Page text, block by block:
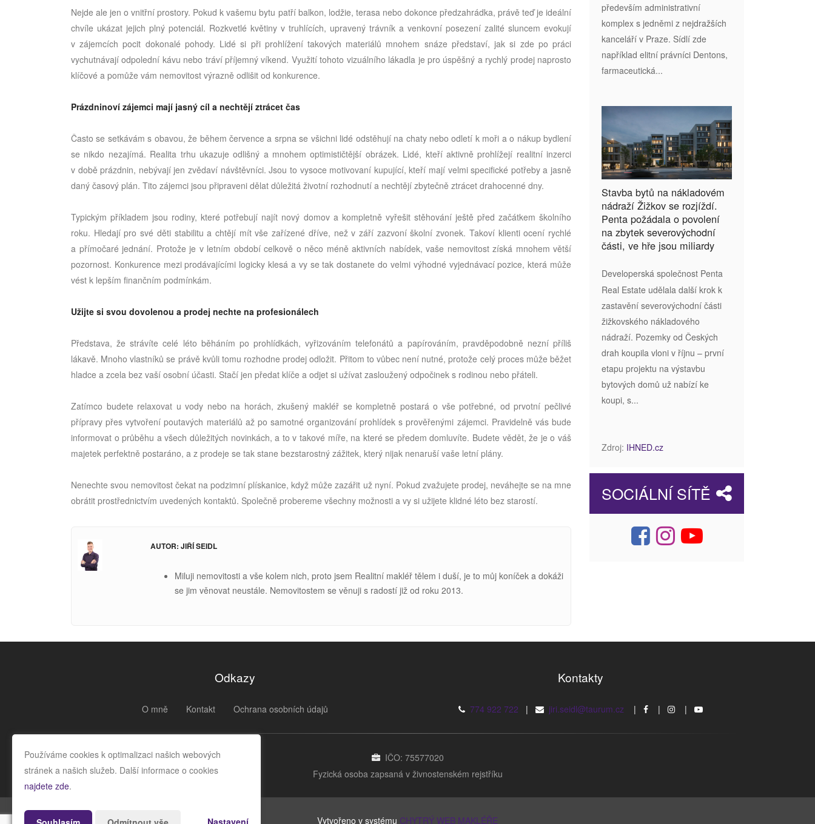
Nejde ale jen o vnitřní prostory. Pokud k vašemu bytu patří balkon, lodžie, terasa nebo dokonce předzahrádka, právě teď je ideální
chvíle ukázat jejich plný potenciál. Rozkvetlé květiny v truhlících, upravený trávník a venkovní posezení zalité sluncem evokují
v zájemcích pocit dokonalé pohody. Lidé si při prohlížení takových materiálů mnohem snáze představí, jak si zde po práci
vychutnávají odpolední kávu nebo tráví příjemný víkend. Využití tohoto vizuálního lákadla je pro úspěšný a rychlý prodej naprosto
klíčové a pomůže vám nemovitost výrazně odlišit od konkurence.
Prázdninoví zájemci mají jasný cíl a nechtějí ztrácet čas
Často se setkávám s obavou, že během července a srpna se všichni lidé odstěhují na chaty nebo odletí k moři a o nákup bydlení
se nikdo nezajímá. Realita trhu ukazuje odlišný a mnohem optimističtější obrázek. Lidé, kteří aktivně prohlížejí realitní inzerci
v době prázdnin, nebývají jen zvědaví návštěvníci. Jsou to vysoce motivovaní kupující, kteří mají velmi specifické potřeby a jasně
daný časový plán. Tito zájemci jsou připraveni dělat důležitá životní rozhodnutí a nechtějí zbytečně ztrácet drahocenné dny.
Typickým příkladem jsou rodiny, které potřebují najít nový domov a kompletně vyřešit stěhování ještě před začátkem školního
roku. Hledají pro své děti stabilitu a chtějí mít vše zařízené dříve, než v září zazvoní školní zvonek. Takoví klienti ocení rychlé
a přímočaré jednání. Protože je v letním období celkově o něco méně aktivních nabídek, vaše nemovitost získá mnohem větší
pozornost. Konkurence mezi prodávajícími logicky klesá a vy se tak dostanete do velmi výhodné vyjednávací pozice, která může
vést k lepším finančním podmínkám.
Užijte si svou dovolenou a prodej nechte na profesionálech
Představa, že strávíte celé léto běháním po prohlídkách, vyřizováním telefonátů a papírováním, pravděpodobně nezní příliš
lákavě. Mnoho vlastníků se právě kvůli tomu rozhodne prodej odložit. Přitom to vůbec není nutné, protože celý proces může běžet
hladce a zcela bez vaší osobní účasti. Stačí jen předat klíče a odjet si užívat zasloužený odpočinek s rodinou nebo přáteli.
Zatímco budete relaxovat u vody nebo na horách, zkušený makléř se kompletně postará o vše potřebné, od prvotní pečlivé
přípravy přes vytvoření poutavých materiálů až po samotné organizování prohlídek s prověřenými zájemci. Pravidelně vás bude
informovat o průběhu a všech důležitých novinkách, a to v takové míře, na které se předem domluvíte. Budete vědět, že je o váš
majetek perfektně postaráno, a z prodeje se tak stane bezstarostný zážitek, který nijak nenaruší vaše letní plány.
Nenechte svou nemovitost čekat na podzimní plískanice, když může zazářit už nyní. Pokud zvažujete prodej, neváhejte se na mne
obrátit prostřednictvím uvedených kontaktů. Společně probereme všechny možnosti a vy si užijete klidné léto bez starostí.
AUTOR: JIŘÍ SEIDL
Miluji nemovitosti a vše kolem nich, proto jsem Realitní makléř tělem i duší, je to můj koníček a dokáži
se jim věnovat neustále. Nemovitostem se věnuji s radostí již od roku 2013.
především administrativní
komplex s jedněmi z nejdražších
kanceláří v Praze. Sídlí zde
například elitní právníci Dentons,
farmaceutická...
Stavba bytů na nákladovém
nádraží Žižkov se rozjíždí.
Penta požádala o povolení
na zbytek severovýchodní
části, ve hře jsou miliardy
Developerská společnost Penta
Real Estate udělala další krok k
zastavění severovýchodní části
žižkovského nákladového
nádraží. Pozemky od Českých
drah koupila vloni v říjnu – první
etapu projektu na výstavbu
bytových domů už nabízí ke
koupi, s...
Zdroj: IHNED.cz
SOCIÁLNÍ SÍTĚ
Odkazy
O mně Kontakt Ochrana osobních údajů
Kontakty
774 922 722 | jiri.seidl@taurum.cz| | |
IČO: 75577020
Fyzická osoba zapsaná v živnostenském rejstříku
Vytvořeno v systému CHYTRÝ WEB MAKLÉŘE
Používáme cookies k optimalizaci našich webových
stránek a našich služeb. Další informace o cookies
najdete zde.
Nastavení